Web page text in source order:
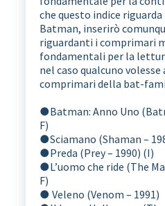
che questo indice
Batman, inserirò
riguardanti i comprimari
fondamentali per la
nel caso qualcuno
comprimari della bat-
●Batman: Anno Uno
F)
●Sciamano (Shaman –
●Preda (Prey – 1990) (I)
●L’uomo che ride (The
F)
● Veleno (Venom – 1991)